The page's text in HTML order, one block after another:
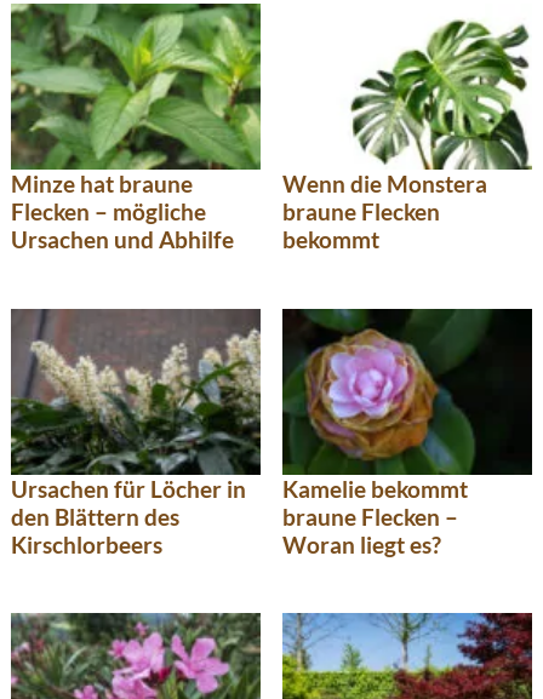
Minze hat braune
Flecken – mögliche
Ursachen und Abhilfe
Wenn die Monstera
braune Flecken
bekommt
Ursachen für Löcher in
den Blättern des
Kirschlorbeers
Kamelie bekommt
braune Flecken –
Woran liegt es?